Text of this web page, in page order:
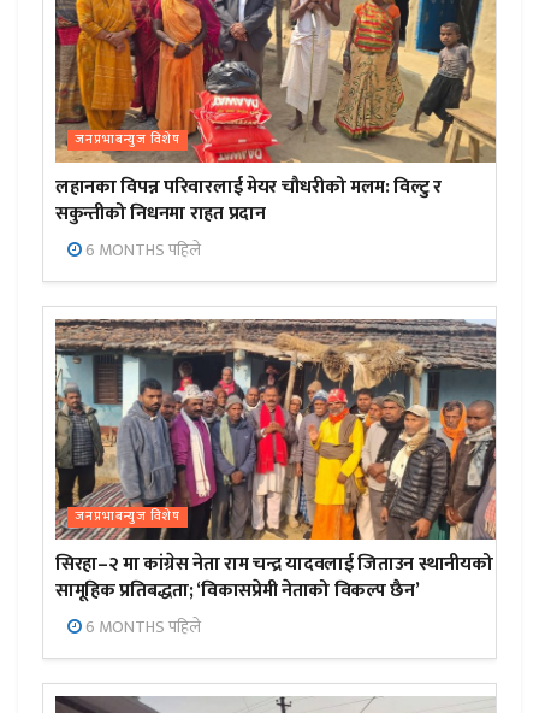
जनप्रभाबन्युज विशेष
लहानका विपन्न परिवारलाई मेयर चौधरीको मलम: विल्टु र
सकुन्तीको निधनमा राहत प्रदान
6 MONTHS पहिले
जनप्रभाबन्युज विशेष
सिरहा–२ मा कांग्रेस नेता राम चन्द्र यादवलाई जिताउन स्थानीयको
सामूहिक प्रतिबद्धता; ‘विकासप्रेमी नेताको विकल्प छैन’
6 MONTHS पहिले